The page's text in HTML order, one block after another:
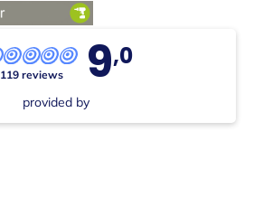
119 reviews 9,0
provided by